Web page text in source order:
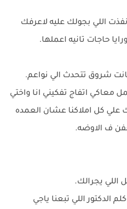
اللي بجولك عليه لاعرفك
حاجات تانيه اعملها.
شروق تتحدث الي نواعم.
اتفاج تفكيني انا واختي
علي كل املاكنا عشان العمده
ف الاوضه.
اللي يجرالك.
الدكتور اللي تبعنا ياجي